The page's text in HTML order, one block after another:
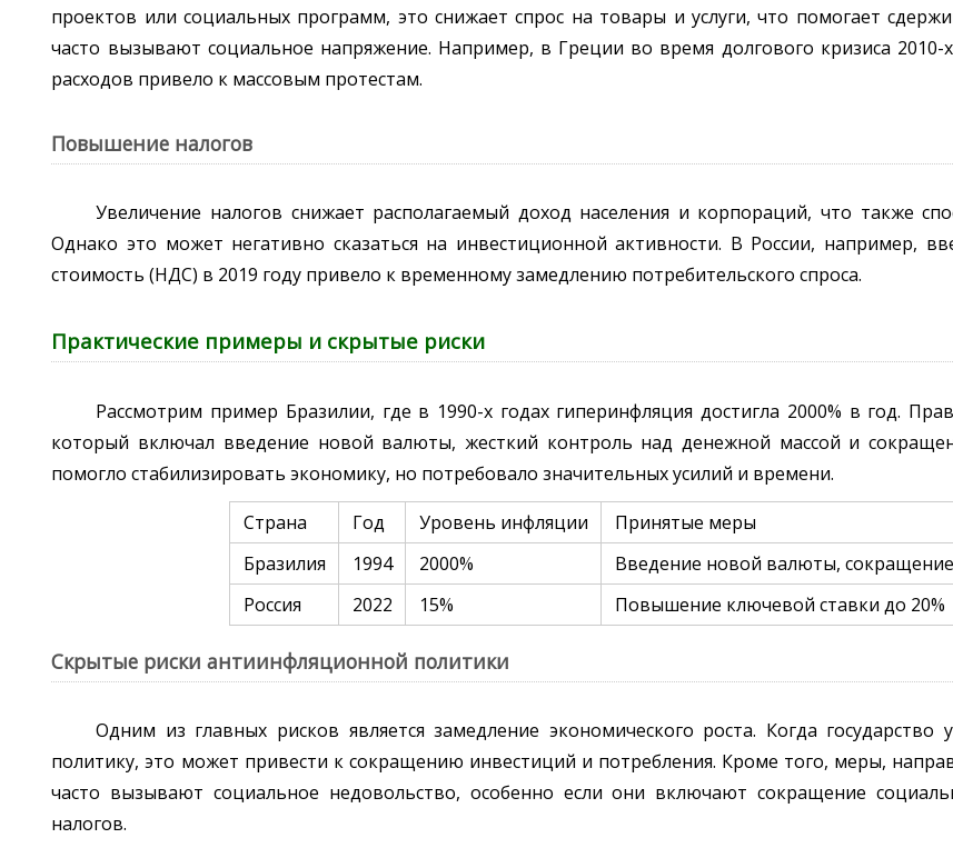
проектов или социальных программ, это снижает спрос на товары и услуги, что помогает
часто вызывают социальное напряжение. Например, в Греции во время долгового кризиса
расходов привело к массовым протестам.
Повышение налогов
Увеличение налогов снижает располагаемый доход населения и корпораций, что также
Однако это может негативно сказаться на инвестиционной активности. В России, например,
стоимость (НДС) в 2019 году привело к временному замедлению потребительского спроса.
Практические примеры и скрытые риски
Рассмотрим пример Бразилии, где в 1990-х годах гиперинфляция достигла 2000% в год.
который включал введение новой валюты, жесткий контроль над денежной массой и
помогло стабилизировать экономику, но потребовало значительных усилий и времени.
Страна Год Уровень инфляции
Принятые меры
Бразилия
1994 2000%
Введение новой валюты,
Россия
2022 15% Повышение ключевой ставки до 20%
Скрытые риски антиинфляционной политики
Одним из главных рисков является замедление экономического роста. Когда государство
политику, это может привести к сокращению инвестиций и потребления. Кроме того, меры,
часто вызывают социальное недовольство, особенно если они включают сокращение
налогов.